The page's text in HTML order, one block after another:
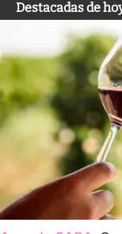
Destacadas de